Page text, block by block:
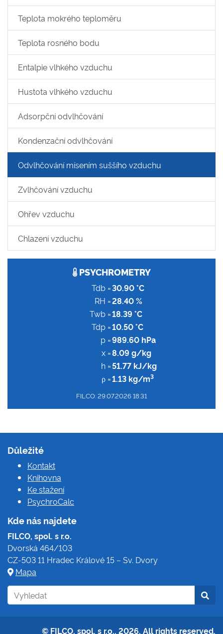
Teplota mokrého teploměru
Teplota rosného bodu
Entalpie vlhkého vzduchu
Hustota vlhkého vzduchu
Adsorpční odvlhčování
Kondenzační odvlhčování
Odvlhčování mísením suššího vzduchu
Zvlhčování vzduchu
Ohřev vzduchu
Chlazení vzduchu
PSYCHROMETRY
Tdb =30.90 °C
RH =28.40 %
Twb =18.39 °C
Tdp =10.50 °C
p =989.60 hPa
x =8.09 g/kg
h =51.77 kJ/kg
ρ =1.13 kg/m3
FILCO: 29.07.2026 18:31
Důležité
Kontakt
Knihovna
Ke stažení
PsychroCalc
Kde nás najdete
FILCO, spol. s r.o.
Dvorská 464/103
CZ-503 11 Hradec Králové 15 – Sv. Dvory
Mapa
© FILCO, spol. s r.o., 2026. All rights reserved.